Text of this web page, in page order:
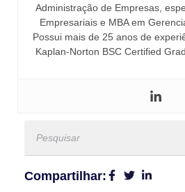
Administração de Empresas,
Empresariais e MBA em
Possui mais de 25 anos de
Kaplan-Norton BSC Certified
Compartilhar: